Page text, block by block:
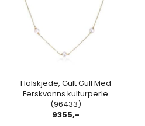
Halskjede, Gult Gull Med
Ferskvanns kulturperle
(96433)
9355,-